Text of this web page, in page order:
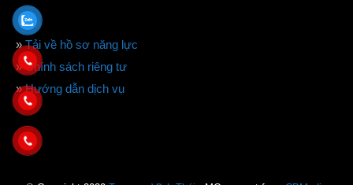
»Tải về hồ sơ năng lực
»Chính sách riêng tư
»Hướng dẫn dịch vụ